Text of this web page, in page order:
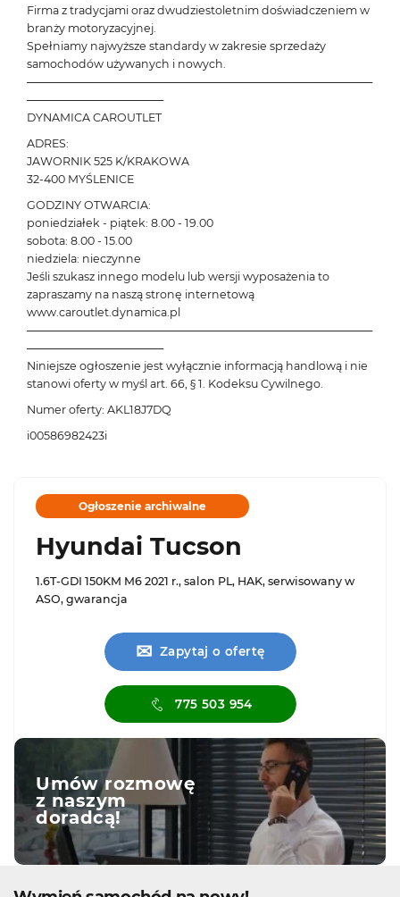
Firma z tradycjami oraz dwudziestoletnim doświadczeniem w
branży motoryzacyjnej.
Spełniamy najwyższe standardy w zakresie sprzedaży
samochodów używanych i nowych.
───────────────────────────────────────────
─────────────────
DYNAMICA CAROUTLET
ADRES:
JAWORNIK 525 K/KRAKOWA
32-400 MYŚLENICE
GODZINY OTWARCIA:
poniedziałek - piątek: 8.00 - 19.00
sobota: 8.00 - 15.00
niedziela: nieczynne
Jeśli szukasz innego modelu lub wersji wyposażenia to
zapraszamy na naszą stronę internetową
www.caroutlet.dynamica.pl
───────────────────────────────────────────
─────────────────
Niniejsze ogłoszenie jest wyłącznie informacją handlową i nie
stanowi oferty w myśl art. 66, § 1. Kodeksu Cywilnego.
Numer oferty: AKL18J7DQ
i00586982423i
Ogłoszenie archiwalne
Hyundai Tucson
1.6T-GDI 150KM M6 2021 r., salon PL, HAK, serwisowany w
ASO, gwarancja
✉ Zapytaj o ofertę
775 503 954
Umów rozmowę
z naszym
doradcą!